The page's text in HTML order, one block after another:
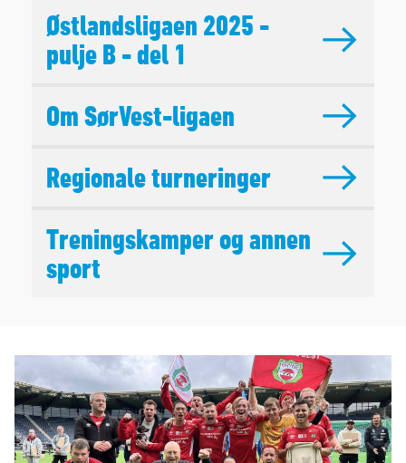
Østlandsligaen 2025 -
pulje B - del 1
Om SørVest-ligaen
Regionale turneringer
Treningskamper og annen
sport